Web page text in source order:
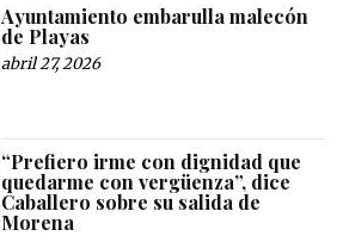
Ayuntamiento embarulla malecón
de Playas
abril 27, 2026
“Prefiero irme con dignidad que
quedarme con vergüenza”, dice
Caballero sobre su salida de
Morena